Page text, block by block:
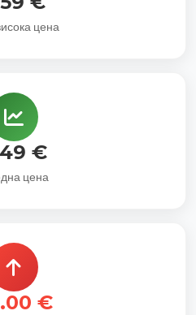
цена
€
цена
€